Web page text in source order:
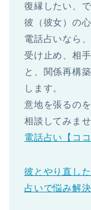
復縁したい、
彼（彼女）の
電話占いなら
受け止め、相
と、関係再構
します。
意地を張るの
相談してみま
電話占い【コ
彼とやり直し
占いで悩み解